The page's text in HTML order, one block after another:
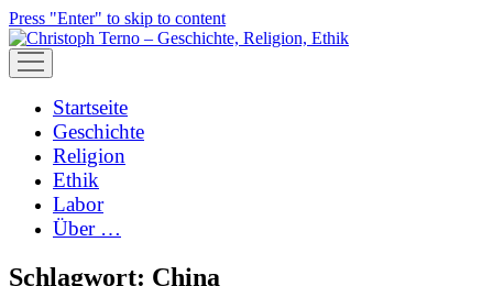
Press "Enter" to skip to content
open
menu
Startseite
Geschichte
Religion
Ethik
Labor
Über …
Schlagwort: China